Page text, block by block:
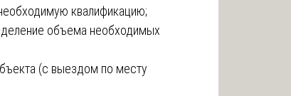
квалификацию;
объема необходимых
(с выездом по месту